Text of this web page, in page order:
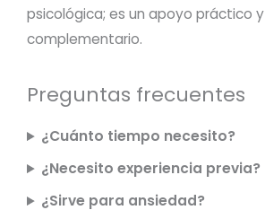
psicológica; es un apoyo práctico y
complementario.
Preguntas frecuentes
¿Cuánto tiempo necesito?
¿Necesito experiencia previa?
¿Sirve para ansiedad?